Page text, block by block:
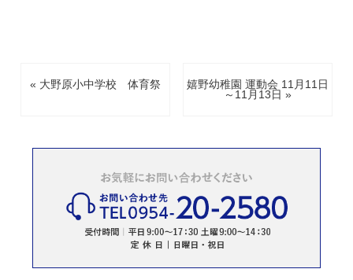
« 大野原小中学校 体育祭
嬉野幼稚園 運動会 11月11日
～11月13日 »